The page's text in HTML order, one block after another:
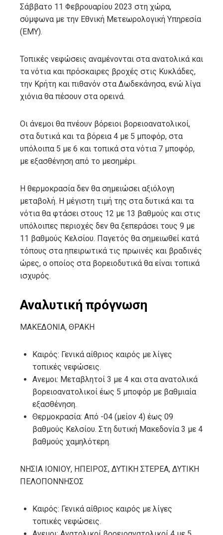
Σάββατο 11 Φεβρουαρίου 2023 στη χώρα,
σύμφωνα με την Εθνική Μετεωρολογική Υπηρεσία
(ΕΜΥ).
Τοπικές νεφώσεις αναμένονται στα ανατολικά και
τα νότια και πρόσκαιρες βροχές στις Κυκλάδες,
την Κρήτη και πιθανόν στα Δωδεκάνησα, ενώ λίγα
χιόνια θα πέσουν στα ορεινά.
Οι άνεμοι θα πνέουν βόρειοι βορειοανατολικοί,
στα δυτικά και τα βόρεια 4 με 5 μποφόρ, στα
υπόλοιπα 5 με 6 και τοπικά στα νότια 7 μποφόρ,
με εξασθένηση από το μεσημέρι.
Η θερμοκρασία δεν θα σημειώσει αξιόλογη
μεταβολή. Η μέγιστη τιμή της στα δυτικά και τα
νότια θα φτάσει στους 12 με 13 βαθμούς και στις
υπόλοιπες περιοχές δεν θα ξεπεράσει τους 9 με
11 βαθμούς Κελσίου. Παγετός θα σημειωθεί κατά
τόπους στα ηπειρωτικά τις πρωινές και βραδινές
ώρες, ο οποίος στα βορειοδυτικά θα είναι τοπικά
ισχυρός.
Αναλυτική πρόγνωση
ΜΑΚΕΔΟΝΙΑ, ΘΡΑΚΗ
Καιρός: Γενικά αίθριος καιρός με λίγες
τοπικές νεφώσεις.
Ανεμοι: Μεταβλητοί 3 με 4 και στα ανατολικά
βορειοανατολικοί έως 5 μποφόρ με βαθμιαία
εξασθένηση.
Θερμοκρασία: Από -04 (μείον 4) έως 09
βαθμούς Κελσίου. Στη δυτική Μακεδονία 3 με 4
βαθμούς χαμηλότερη.
ΝΗΣΙΑ ΙΟΝΙΟΥ, ΗΠΕΙΡΟΣ, ΔΥΤΙΚΗ ΣΤΕΡΕΑ, ΔΥΤΙΚΗ
ΠΕΛΟΠΟΝΝΗΣΟΣ
Καιρός: Γενικά αίθριος καιρός με λίγες
τοπικές νεφώσεις.